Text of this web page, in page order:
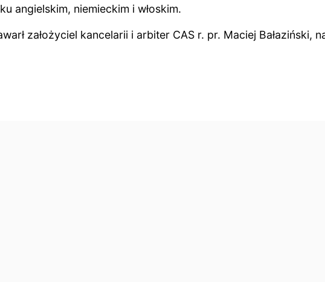
angielskim, niemieckim i włoskim.
założyciel kancelarii i arbiter CAS r. pr. Maciej Bałaziński,